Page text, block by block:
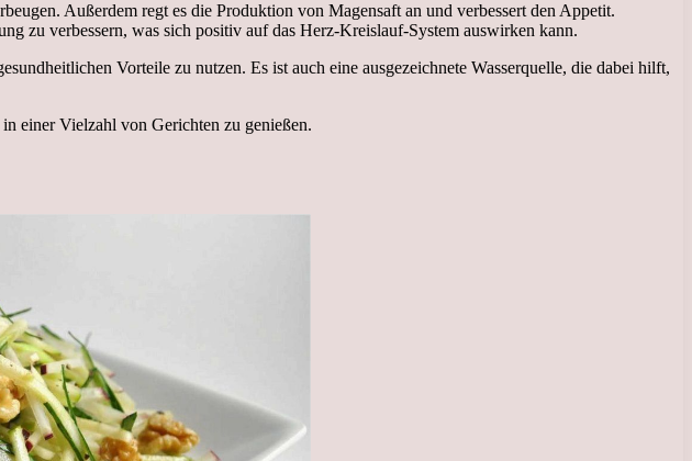
Außerdem regt es die Produktion von Magensaft an und verbessert den Appetit.
zu verbessern, was sich positiv auf das Herz-Kreislauf-System auswirken kann.
Vorteile zu nutzen. Es ist auch eine ausgezeichnete Wasserquelle, die dabei hilft,
einer Vielzahl von Gerichten zu genießen.